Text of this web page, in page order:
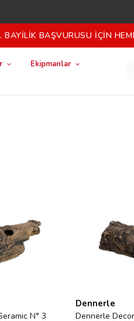
BAŞVURUSU İÇİN
Ekipmanlar
N° 3
Dennerle
Dennerle